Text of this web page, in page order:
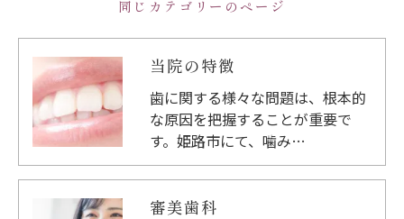
同じカテゴリーのページ
当院の特徴
歯に関する様々な問題は、根本的
な原因を把握することが重要で
す。姫路市にて、噛み…
審美歯科